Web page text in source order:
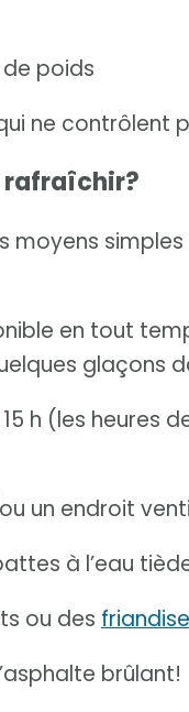
de poids
ne contrôlent
rafraîchir?
moyens
en tout
glaçons
h (les heures
un endroit
à l’eau
ou des
brûlant!